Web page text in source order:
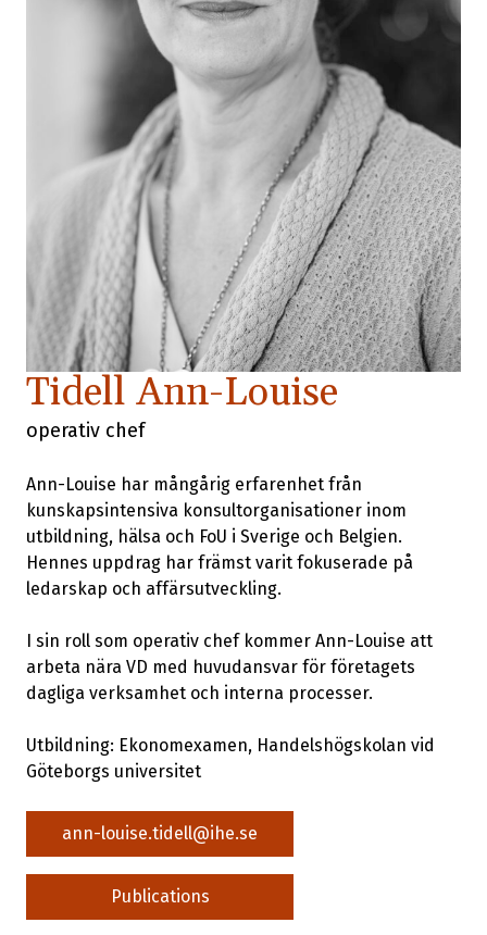
Tidell Ann-Louise
operativ chef
Ann-Louise har mångårig erfarenhet från
kunskapsintensiva konsultorganisationer inom
utbildning, hälsa och FoU i Sverige och Belgien.
Hennes uppdrag har främst varit fokuserade på
ledarskap och affärsutveckling.
I sin roll som operativ chef kommer Ann-Louise att
arbeta nära VD med huvudansvar för företagets
dagliga verksamhet och interna processer.
Utbildning: Ekonomexamen, Handelshögskolan vid
Göteborgs universitet
ann-louise.tidell@ihe.se
Publications